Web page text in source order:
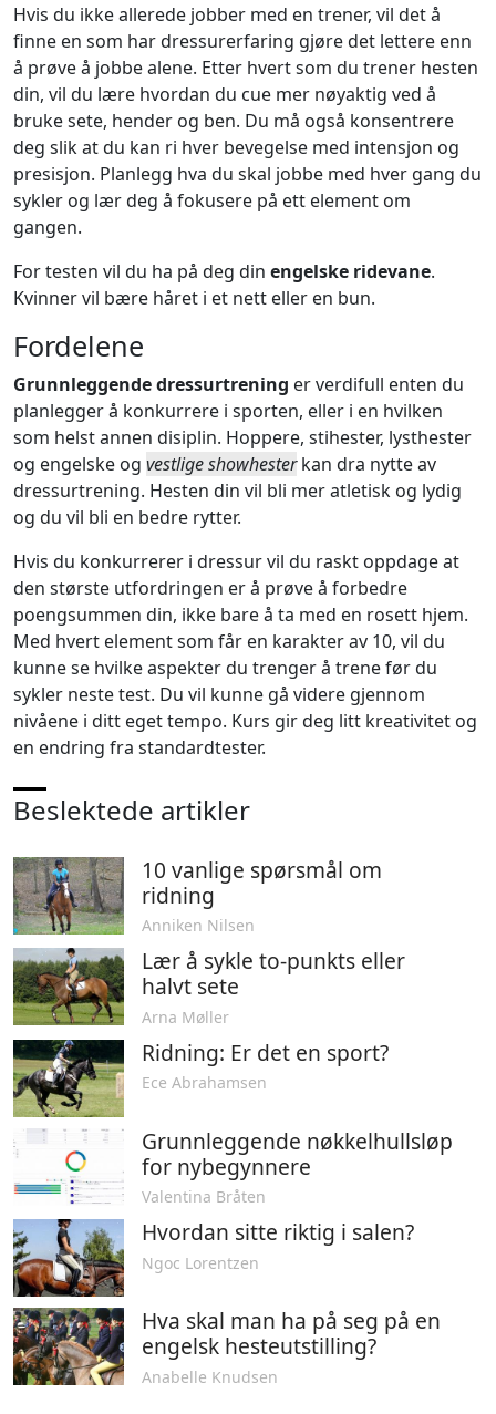
Hvis du ikke allerede jobber med en trener, vil det å
finne en som har dressurerfaring gjøre det lettere enn
å prøve å jobbe alene. Etter hvert som du trener hesten
din, vil du lære hvordan du cue mer nøyaktig ved å
bruke sete, hender og ben. Du må også konsentrere
deg slik at du kan ri hver bevegelse med intensjon og
presisjon. Planlegg hva du skal jobbe med hver gang du
sykler og lær deg å fokusere på ett element om
gangen.
For testen vil du ha på deg din engelske ridevane.
Kvinner vil bære håret i et nett eller en bun.
Fordelene
Grunnleggende dressurtrening er verdifull enten du
planlegger å konkurrere i sporten, eller i en hvilken
som helst annen disiplin. Hoppere, stihester, lysthester
og engelske og vestlige showhesterkan dra nytte av
dressurtrening. Hesten din vil bli mer atletisk og lydig
og du vil bli en bedre rytter.
Hvis du konkurrerer i dressur vil du raskt oppdage at
den største utfordringen er å prøve å forbedre
poengsummen din, ikke bare å ta med en rosett hjem.
Med hvert element som får en karakter av 10, vil du
kunne se hvilke aspekter du trenger å trene før du
sykler neste test. Du vil kunne gå videre gjennom
nivåene i ditt eget tempo. Kurs gir deg litt kreativitet og
en endring fra standardtester.
Beslektede artikler
10 vanlige spørsmål om
ridning
Anniken Nilsen
Lær å sykle to-punkts eller
halvt sete
Arna Møller
Ridning: Er det en sport?
Ece Abrahamsen
Grunnleggende nøkkelhullsløp
for nybegynnere
Valentina Bråten
Hvordan sitte riktig i salen?
Ngoc Lorentzen
Hva skal man ha på seg på en
engelsk hesteutstilling?
Anabelle Knudsen